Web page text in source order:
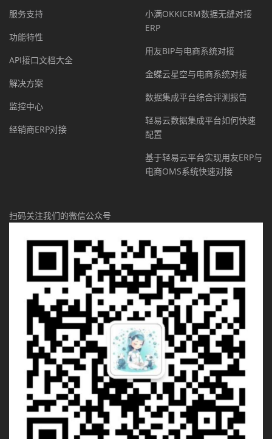
服务支持
功能特性
API接口文档大全
解决方案
监控中心
经销商ERP对接
小满OKKICRM数据无缝对接
ERP
用友BIP与电商系统对接
金蝶云星空与电商系统对接
数据集成平台综合评测报告
轻易云数据集成平台如何快速
配置
基于轻易云平台实现用友ERP与
电商OMS系统快速对接
扫码关注我们的微信公众号